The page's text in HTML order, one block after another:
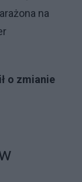
na
o zmianie